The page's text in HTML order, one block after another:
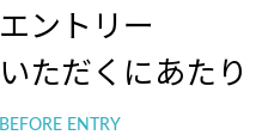
エントリー
いただくにあたり
BEFORE ENTRY